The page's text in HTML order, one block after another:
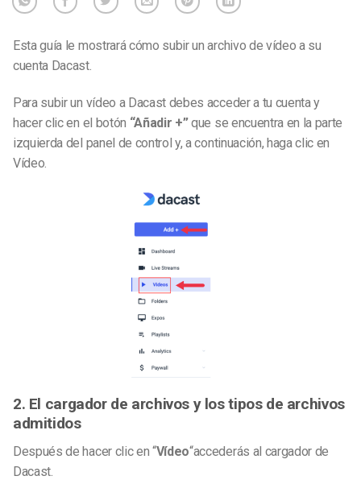
Esta guía le mostrarácómo subir un archivo de vídeo a su
cuenta Dacast.
Para subir un vídeo a Dacast debes acceder a tu cuenta y
hacer clic en el botón “Añadir +”que se encuentra en la parte
izquierda del panel de control y, a continuación, haga clic en
Vídeo.
2. El cargador de archivos y los tipos de archivos
admitidos
Después de hacer clic en “Vídeo“accederás al cargador de
Dacast.